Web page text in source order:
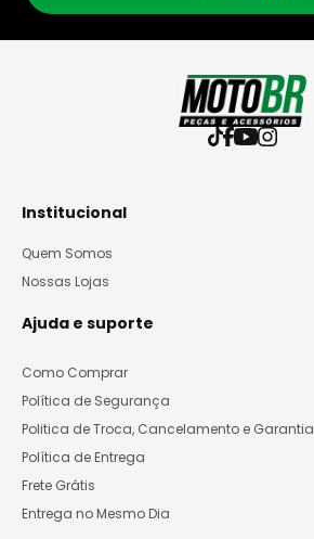
Institucional
Quem Somos
Nossas Lojas
Ajuda e suporte
Como Comprar
Política de Segurança
Politica de Troca, Cancelamento e Garantia
Política de Entrega
Frete Grátis
Entrega no Mesmo Dia